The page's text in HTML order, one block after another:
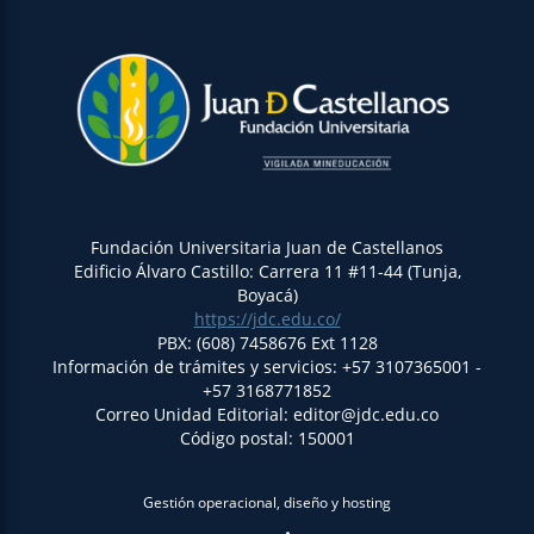
Fundación Universitaria Juan de Castellanos
Edificio Álvaro Castillo: Carrera 11 #11-44 (Tunja,
Boyacá)
https://jdc.edu.co/
PBX: (608) 7458676 Ext 1128
Información de trámites y servicios: +57 3107365001 -
+57 3168771852
Correo Unidad Editorial: editor@jdc.edu.co
Código postal: 150001
Gestión operacional, diseño y hosting